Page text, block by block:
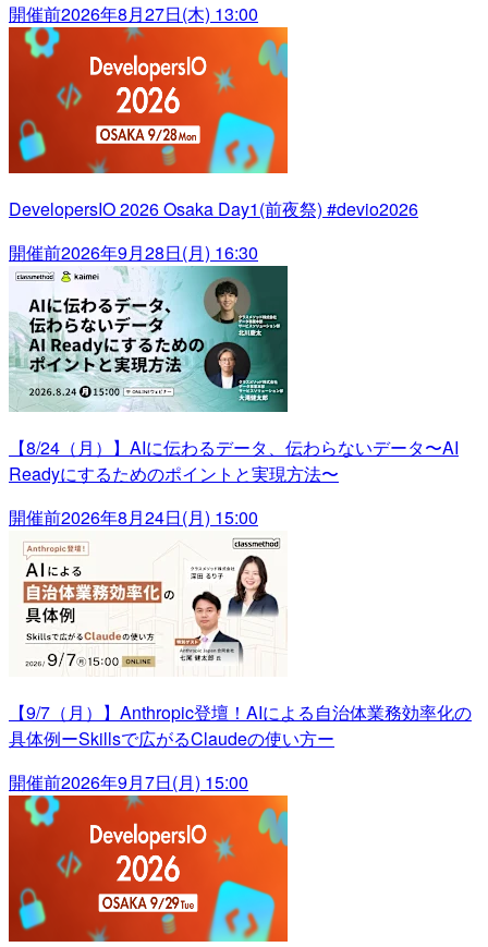
開催前2026年8月27日(木) 13:00
DevelopersIO 2026 Osaka Day1(前夜祭) #devio2026
開催前2026年9月28日(月) 16:30
【8/24（月）】AIに伝わるデータ、伝わらないデータ〜AI
Readyにするためのポイントと実現方法〜
開催前2026年8月24日(月) 15:00
【9/7（月）】Anthropic登壇！AIによる自治体業務効率化の
具体例ーSkillsで広がるClaudeの使い方ー
開催前2026年9月7日(月) 15:00